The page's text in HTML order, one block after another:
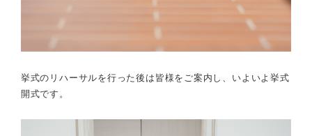
挙式のリハーサルを行った後は皆様をご案内し、いよいよ挙式
開式です。